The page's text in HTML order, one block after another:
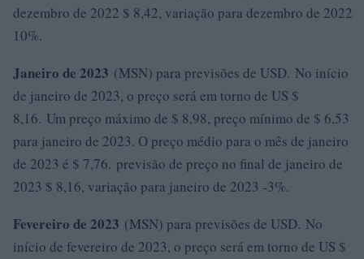
dezembro de 2022 $ 8,42, variação para dezembro de 2022
10%.
Janeiro de 2023 (MSN) para previsões de USD. No início
de janeiro de 2023, o preço será em torno de US $
8,16. Um preço máximo de $ 8,98, preço mínimo de $ 6,53
para janeiro de 2023. O preço médio para o mês de janeiro
de 2023 é $ 7,76. previsão de preço no final de janeiro de
2023 $ 8,16, variação para janeiro de 2023 -3%.
Fevereiro de 2023 (MSN) para previsões de USD. No
início de fevereiro de 2023, o preço será em torno de US $